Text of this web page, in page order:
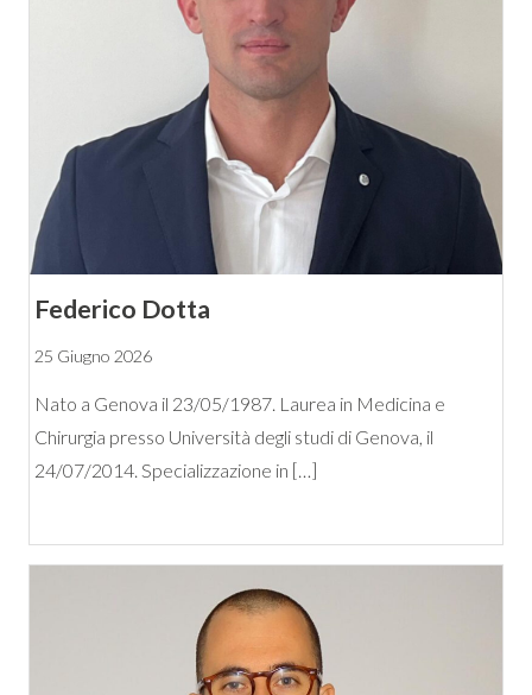
Federico Dotta
25 Giugno 2026
Nato a Genova il 23/05/1987. Laurea in Medicina e
Chirurgia presso Università degli studi di Genova, il
24/07/2014. Specializzazione in […]